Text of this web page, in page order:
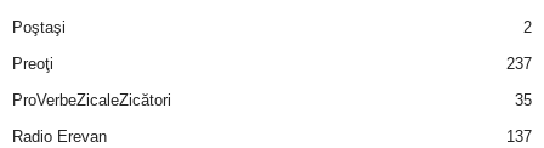
Poştaşi
2
Preoţi
237
ProVerbeZicaleZicători
35
Radio Erevan
137